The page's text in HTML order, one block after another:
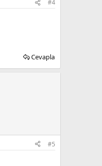
#4
Cevapla
#5